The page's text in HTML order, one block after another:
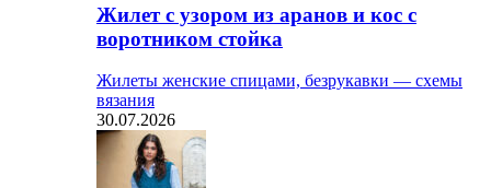
Жилет с узором из аранов и кос с
воротником стойка
Жилеты женские спицами, безрукавки — схемы
вязания
30.07.2026